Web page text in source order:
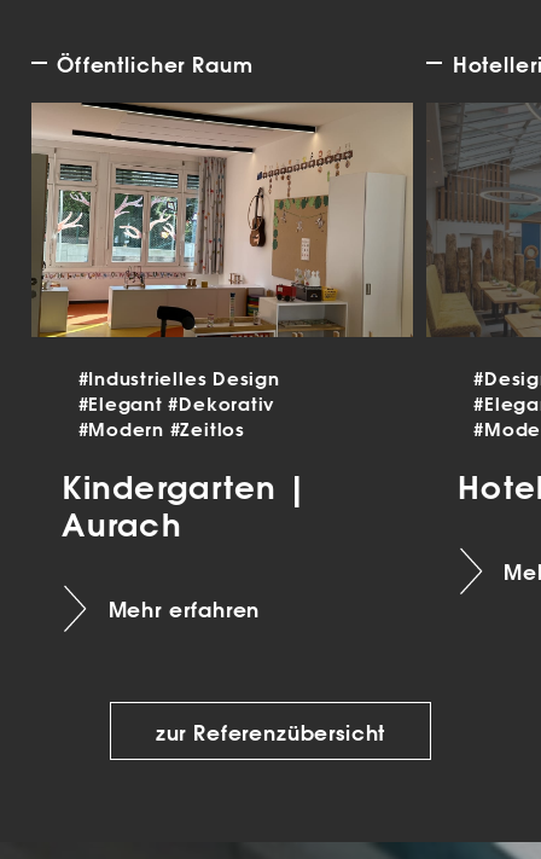
Öffentlicher Raum
#Industrielles Design
#Elegant#Dekorativ
#Modern #Zeitlos
Kindergarten |
Aurach
Mehr erfahren
zur Referenzübersicht